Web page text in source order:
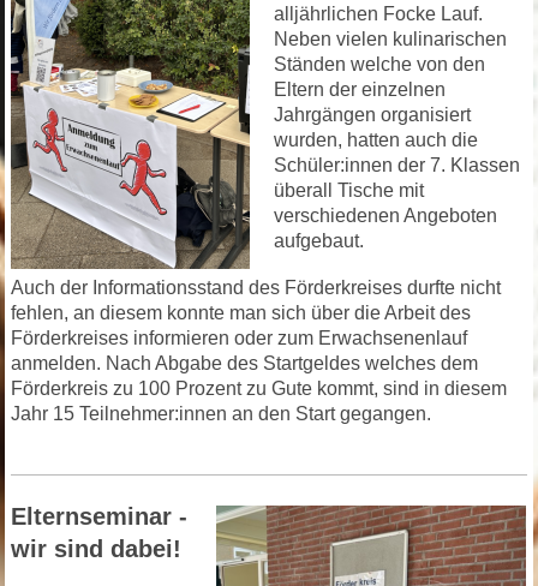
alljährlichen Focke Lauf.
Neben vielen kulinarischen
Ständen welche von den
Eltern der einzelnen
Jahrgängen organisiert
wurden, hatten auch die
Schüler:innen der 7. Klassen
überall Tische mit
verschiedenen Angeboten
aufgebaut.
Auch der Informationsstand des Förderkreises durfte nicht
fehlen, an diesem konnte man sich über die Arbeit des
Förderkreises informieren oder zum Erwachsenenlauf
anmelden. Nach Abgabe des Startgeldes welches dem
Förderkreis zu 100 Prozent zu Gute kommt, sind in diesem
Jahr 15 Teilnehmer:innen an den Start gegangen.
Elternseminar -
wir sind dabei!